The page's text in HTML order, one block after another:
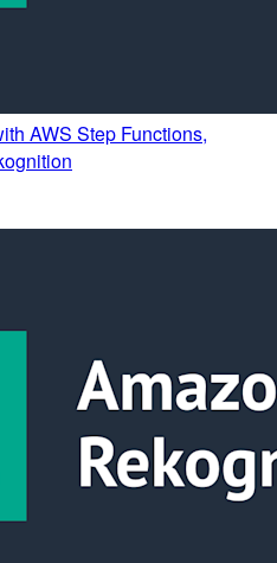
AWS Step Functions,